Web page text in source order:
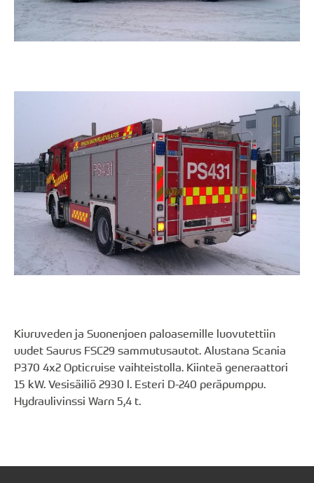
Kiuruveden ja Suonenjoen paloasemille luovutettiin
uudet Saurus FSC29 sammutusautot. Alustana Scania
P370 4x2 Opticruise vaihteistolla. Kiinteä generaattori
15 kW. Vesisäiliö 2930 l. Esteri D-240 peräpumppu.
Hydraulivinssi Warn 5,4 t.